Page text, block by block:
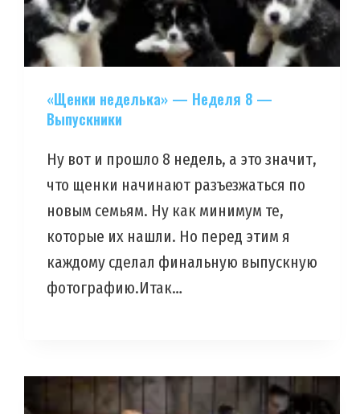
«Щенки неделька» — Неделя 8 —
Выпускники
Ну вот и прошло 8 недель, а это значит,
что щенки начинают разъезжаться по
новым семьям. Ну как минимум те,
которые их нашли. Но перед этим я
каждому сделал финальную выпускную
фотографию.Итак…